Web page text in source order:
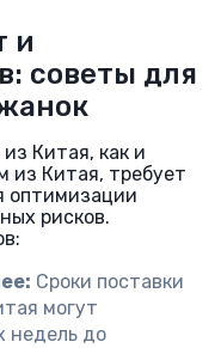
и
советы для
Китая, как и
из Китая, требует
оптимизации
рисков.
Сроки поставки
могут
недель до